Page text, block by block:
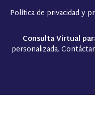
Política de privacidad y
Consulta Virtual
personalizada.